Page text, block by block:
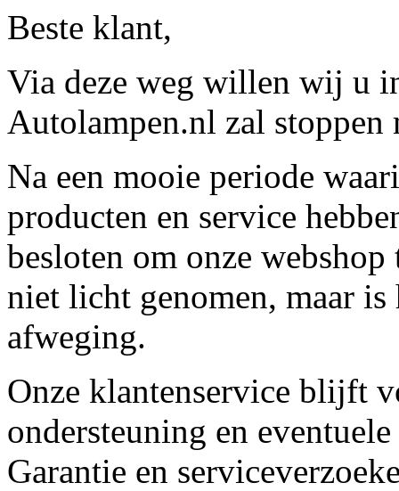
Beste klant,
Via deze weg willen wij u
Autolampen.nl zal stoppen
Na een mooie periode
producten en service
besloten om onze
niet licht genomen, maar
afweging.
Onze klantenservice blijft
ondersteuning en
Garantie en